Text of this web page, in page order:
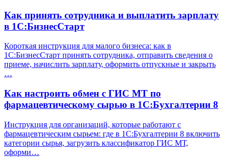
Как принять сотрудника и выплатить зарплату
в 1С:БизнесСтарт
Короткая инструкция для малого бизнеса: как в
1С:БизнесСтарт принять сотрудника, отправить сведения о
приеме, начислить зарплату, оформить отпускные и закрыть
…
Как настроить обмен с ГИС МТ по
фармацевтическому сырью в 1С:Бухгалтерии 8
Инструкция для организаций, которые работают с
фармацевтическим сырьем: где в 1С:Бухгалтерии 8 включить
категории сырья, загрузить классификатор ГИС МТ,
оформи…